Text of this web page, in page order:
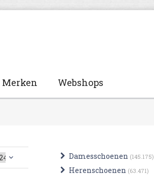
Merken Webshops
Damesschoenen (145.175)
Herenschoenen (63.471)